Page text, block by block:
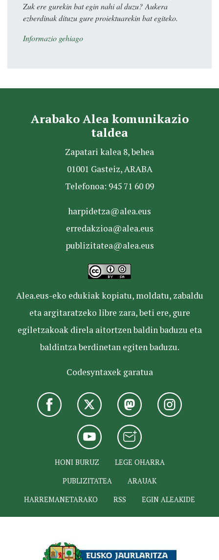
Zuk ere gurekin bat egin nahi al duzu? Aukera
ezberdinak dituzu gure proiektuarekin bat egiteko.
Informazio gehiago
Arabako Alea komunikazio
taldea
Zapatari kalea 8, behea
01001 Gasteiz, ARABA
Telefonoa: 945 71 60 09
harpidetza@alea.eus
erredakzioa@alea.eus
publizitatea@alea.eus
Alea.eus-eko edukiak kopiatu, moldatu, zabaldu
eta argitaratzeko libre zara, beti ere, gure
egiletzakoak direla aitortzen baldin baduzu eta
baldintza berdinetan egiten baduzu.
Codesyntaxek garatua
HONI BURUZ
LEGE OHARRA
PUBLIZITATEA
ARAUAK
HARREMANETARAKO
RSS EGIN ALEAKIDE